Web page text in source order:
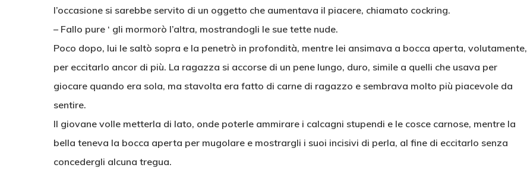
l’occasione si sarebbe servito di un oggetto che aumentava il piacere, chiamato cockring.
– Fallo pure ‘ gli mormorò l’altra, mostrandogli le sue tette nude.
Poco dopo, lui le saltò sopra e la penetrò in profondità, mentre lei ansimava a bocca aperta, volutamente,
per eccitarlo ancor di più. La ragazza si accorse di un pene lungo, duro, simile a quelli che usava per
giocare quando era sola, ma stavolta era fatto di carne di ragazzo e sembrava molto più piacevole da
sentire.
Il giovane volle metterla di lato, onde poterle ammirare i calcagni stupendi e le cosce carnose, mentre la
bella teneva la bocca aperta per mugolare e mostrargli i suoi incisivi di perla, al fine di eccitarlo senza
concedergli alcuna tregua.